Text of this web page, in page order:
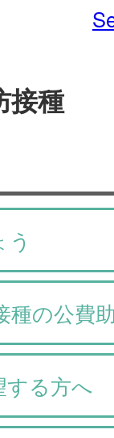
接種
種の公費
する方へ